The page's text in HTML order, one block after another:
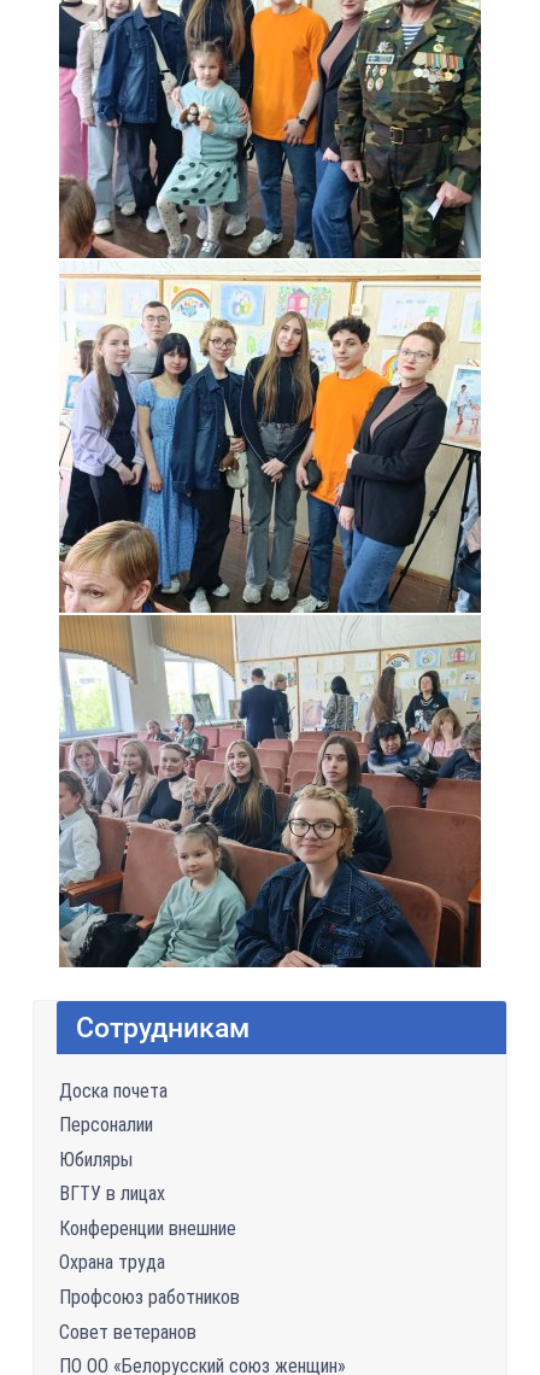
Сотрудникам
Доска почета
Персоналии
Юбиляры
ВГТУ в лицах
Конференции внешние
Охрана труда
Профсоюз работников
Совет ветеранов
ПО ОО «Белорусский союз женщин»